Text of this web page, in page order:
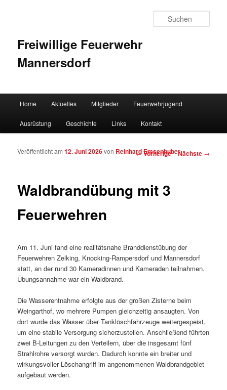
Freiwillige Feuerwehr
Mannersdorf
Zum Inhalt wechseln
Zum sekundären Inhalt wechseln
Home Aktuelles Mitglieder Feuerwehrjugend
Ausrüstung Geschichte Links Kontakt
Artikelnavigation
←Vorherige Nächste →
Waldbrandübung mit 3
Feuerwehren
Veröffentlicht am12. Juni 2026von Reinhard Emsenhuber
Am 11. Juni fand eine realitätsnahe Branddienstübung der
Feuerwehren Zelking, Knocking‑Rampersdorf und Mannersdorf
statt, an der rund 30 Kameradinnen und Kameraden teilnahmen.
Übungsannahme war ein Waldbrand.
Die Wasserentnahme erfolgte aus der großen Zisterne beim
Weingarthof, wo mehrere Pumpen gleichzeitig ansaugten. Von
dort wurde das Wasser über Tanklöschfahrzeuge weitergespeist,
um eine stabile Versorgung sicherzustellen. Anschließend führten
zwei B‑Leitungen zu den Verteilern, über die insgesamt fünf
Strahlrohre versorgt wurden. Dadurch konnte ein breiter und
wirkungsvoller Löschangriff im angenommenen Waldbrandgebiet
aufgebaut werden.